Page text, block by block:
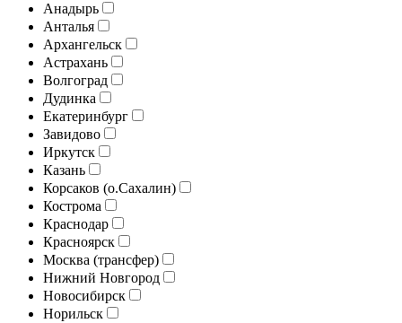
Анадырь
Анталья
Архангельск
Астрахань
Волгоград
Дудинка
Екатеринбург
Завидово
Иркутск
Казань
Корсаков (о.Сахалин)
Кострома
Краснодар
Красноярск
Москва (трансфер)
Нижний Новгород
Новосибирск
Норильск